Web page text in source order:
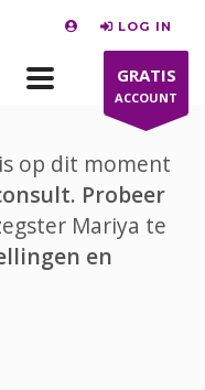
LOG IN
GRATIS
ACCOUNT
op dit moment
Probeer
Mariya te
en